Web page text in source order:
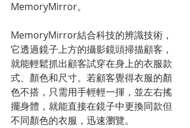
MemoryMirror。
MemoryMirror結合科技的辨識技術，
它透過鏡子上方的攝影鏡頭掃描顧客，
就能輕鬆抓出顧客試穿在身上的衣服款
式、顏色和尺寸。若顧客覺得衣服的顏
色不搭，只需用手輕輕一揮，並左右搖
擺身體，就能直接在鏡子中更換同款但
不同顏色的衣服，迅速瀏覽。